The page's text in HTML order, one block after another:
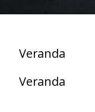
Veranda
Veranda